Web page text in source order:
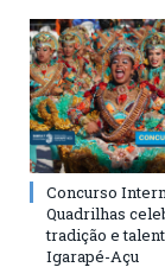
Concurso
Quadrilhas
tradição e
Igarapé-Açu